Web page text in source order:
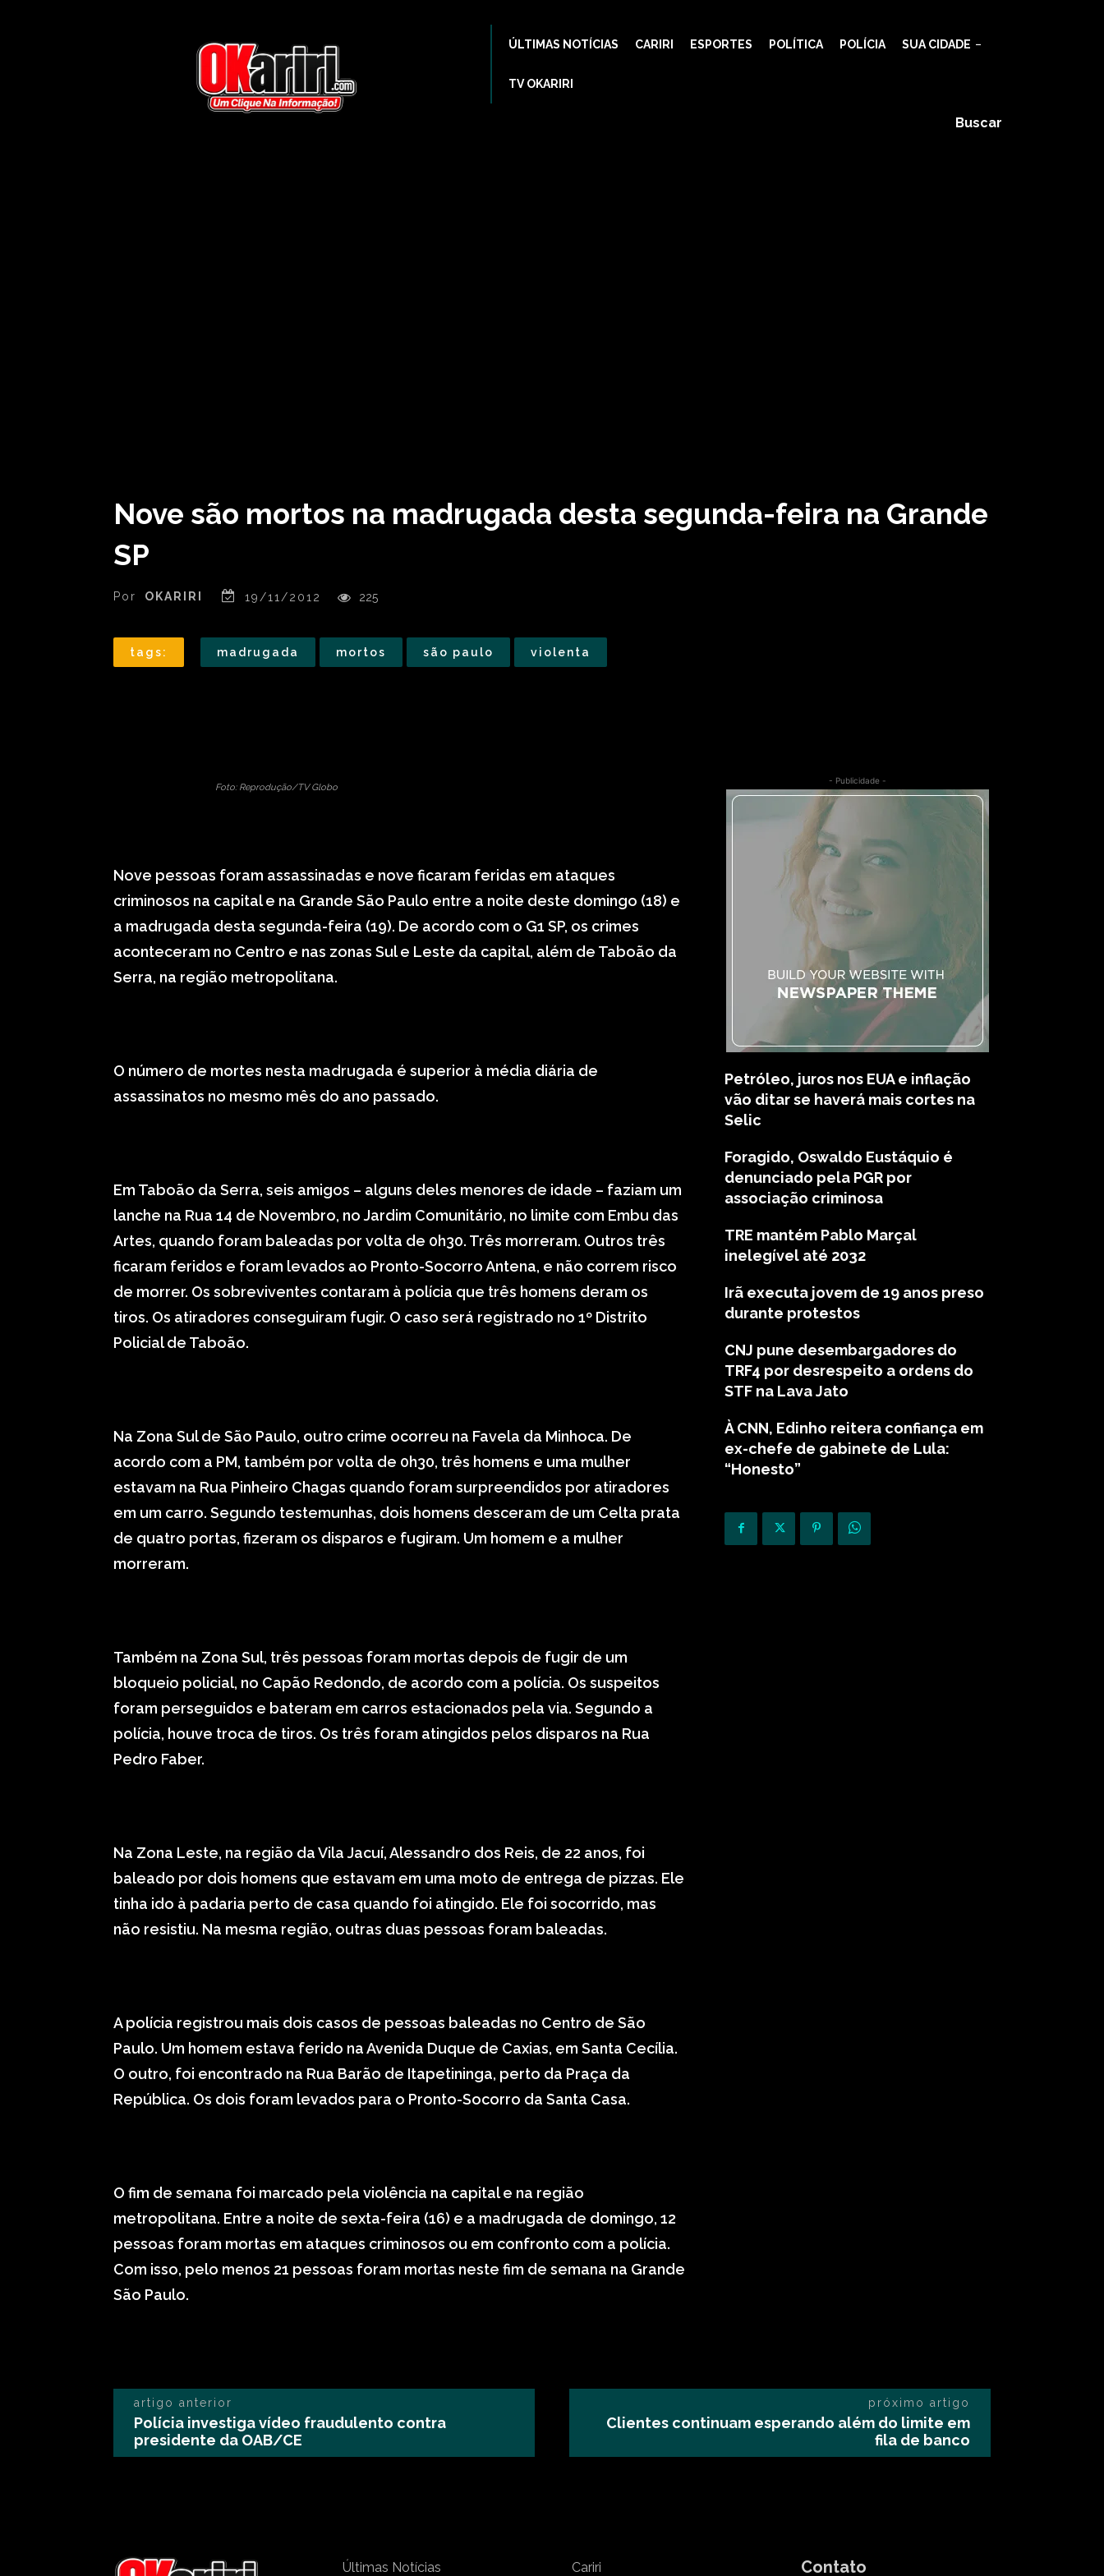
ÚLTIMAS NOTÍCIAS CARIRI ESPORTES POLÍTICA POLÍCIA SUA CIDADE
TV OKARIRI
Buscar
Nove são mortos na madrugada desta segunda-feira na Grande
SP
Por OKARIRI 19/11/2012 225
tags: madrugada mortos são paulo violenta
Foto: Reprodução/TV Globo
Nove pessoas foram assassinadas e nove ficaram feridas em ataques
criminosos na capital e na Grande São Paulo entre a noite deste domingo (18) e
a madrugada desta segunda-feira (19). De acordo com o G1 SP, os crimes
aconteceram no Centro e nas zonas Sul e Leste da capital, além de Taboão da
Serra, na região metropolitana.
O número de mortes nesta madrugada é superior à média diária de
assassinatos no mesmo mês do ano passado.
Em Taboão da Serra, seis amigos – alguns deles menores de idade – faziam um
lanche na Rua 14 de Novembro, no Jardim Comunitário, no limite com Embu das
Artes, quando foram baleadas por volta de 0h30. Três morreram. Outros três
ficaram feridos e foram levados ao Pronto-Socorro Antena, e não correm risco
de morrer. Os sobreviventes contaram à polícia que três homens deram os
tiros. Os atiradores conseguiram fugir. O caso será registrado no 1º Distrito
Policial de Taboão.
Na Zona Sul de São Paulo, outro crime ocorreu na Favela da Minhoca. De
acordo com a PM, também por volta de 0h30, três homens e uma mulher
estavam na Rua Pinheiro Chagas quando foram surpreendidos por atiradores
em um carro. Segundo testemunhas, dois homens desceram de um Celta prata
de quatro portas, fizeram os disparos e fugiram. Um homem e a mulher
morreram.
Também na Zona Sul, três pessoas foram mortas depois de fugir de um
bloqueio policial, no Capão Redondo, de acordo com a polícia. Os suspeitos
foram perseguidos e bateram em carros estacionados pela via. Segundo a
polícia, houve troca de tiros. Os três foram atingidos pelos disparos na Rua
Pedro Faber.
Na Zona Leste, na região da Vila Jacuí, Alessandro dos Reis, de 22 anos, foi
baleado por dois homens que estavam em uma moto de entrega de pizzas. Ele
tinha ido à padaria perto de casa quando foi atingido. Ele foi socorrido, mas
não resistiu. Na mesma região, outras duas pessoas foram baleadas.
A polícia registrou mais dois casos de pessoas baleadas no Centro de São
Paulo. Um homem estava ferido na Avenida Duque de Caxias, em Santa Cecília.
O outro, foi encontrado na Rua Barão de Itapetininga, perto da Praça da
República. Os dois foram levados para o Pronto-Socorro da Santa Casa.
O fim de semana foi marcado pela violência na capital e na região
metropolitana. Entre a noite de sexta-feira (16) e a madrugada de domingo, 12
pessoas foram mortas em ataques criminosos ou em confronto com a polícia.
Com isso, pelo menos 21 pessoas foram mortas neste fim de semana na Grande
São Paulo.
- Publicidade -
Petróleo, juros nos EUA e inflação
vão ditar se haverá mais cortes na
Selic
Foragido, Oswaldo Eustáquio é
denunciado pela PGR por
associação criminosa
TRE mantém Pablo Marçal
inelegível até 2032
Irã executa jovem de 19 anos preso
durante protestos
CNJ pune desembargadores do
TRF4 por desrespeito a ordens do
STF na Lava Jato
À CNN, Edinho reitera confiança em
ex-chefe de gabinete de Lula:
“Honesto”
artigo anterior
Polícia investiga vídeo fraudulento contra
presidente da OAB/CE
próximo artigo
Clientes continuam esperando além do limite em
fila de banco
Últimas Notícias Cariri Contato